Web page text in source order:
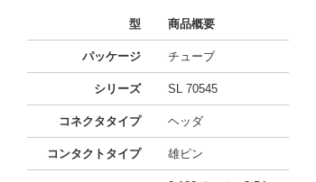
型 商品概要
パッケージ チューブ
シリーズ SL 70545
コネクタタイプ ヘッダ
コンタクトタイプ 雄ピン